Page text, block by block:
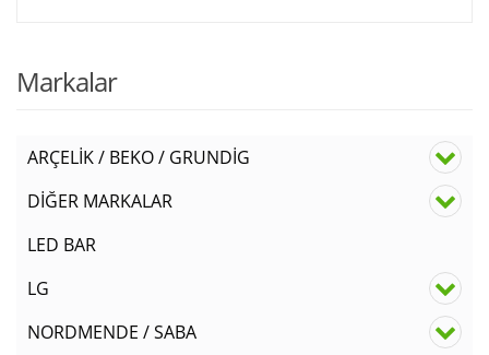
Markalar
ARÇELİK / BEKO / GRUNDİG
DİĞER MARKALAR
LED BAR
LG
NORDMENDE / SABA